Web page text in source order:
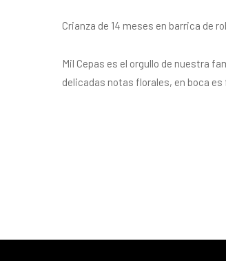
Crianza de 14 meses en barrica de
Mil Cepas es el orgullo de nuestra
delicadas notas florales, en boca